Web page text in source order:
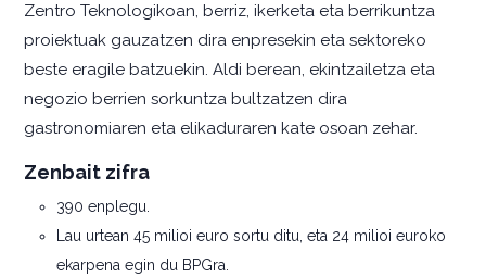
Zentro Teknologikoan, berriz, ikerketa eta berrikuntza
proiektuak gauzatzen dira enpresekin eta sektoreko
beste eragile batzuekin. Aldi berean, ekintzailetza eta
negozio berrien sorkuntza bultzatzen dira
gastronomiaren eta elikaduraren kate osoan zehar.
Zenbait zifra
390 enplegu.
Lau urtean 45 milioi euro sortu ditu, eta 24 milioi euroko
ekarpena egin du BPGra.